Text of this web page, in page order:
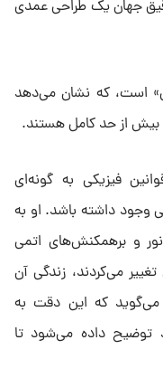
جهان یک طراحی عمدی
است، که نشان می‌دهد
بیش از حد کامل هستند.
فیزیکی به گونه‌ای
وجود داشته باشد. او به
و برهمکنش‌های اتمی
می‌کردند، زندگی آن
که این دقت به
داده می‌شود تا